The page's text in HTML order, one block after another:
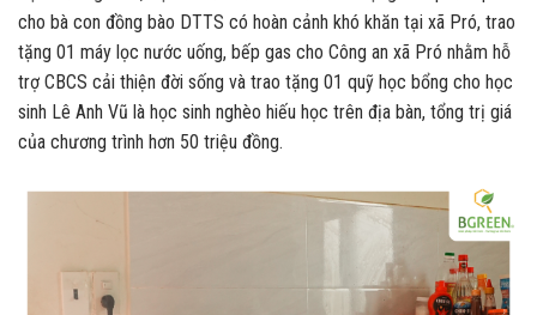
cho bà con đồng bào DTTS có hoàn cảnh khó khăn tại xã Pró, trao
tặng 01 máy lọc nước uống, bếp gas cho Công an xã Pró nhằm hỗ
trợ CBCS cải thiện đời sống và trao tặng 01 quỹ học bổng cho học
sinh Lê Anh Vũ là học sinh nghèo hiếu học trên địa bàn, tổng trị giá
của chương trình hơn 50 triệu đồng.